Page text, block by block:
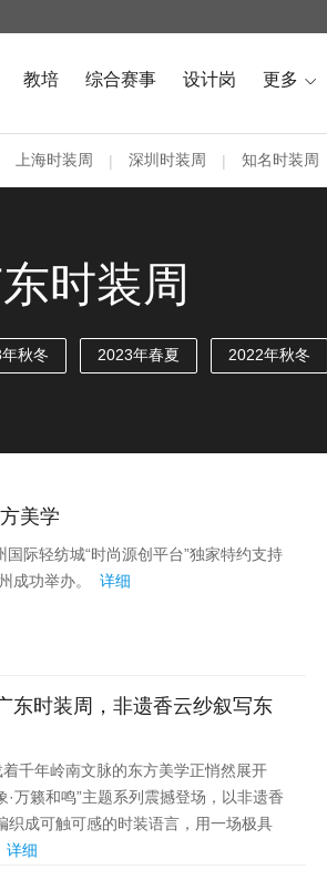
教培 综合赛事 设计岗 更多 
上海时装周 | 深圳时装周 | 知名时装周
时装周
秋冬 2023年春夏 2022年秋冬
美学
际轻纺城“时尚源创平台”独家特约支持
成功举办。
详细
东时装周，非遗香云纱叙写东
千年岭南文脉的东方美学正悄然展开
籁和鸣”主题系列震撼登场，以非遗香
织成可触可感的时装语言，用一场极具
详细